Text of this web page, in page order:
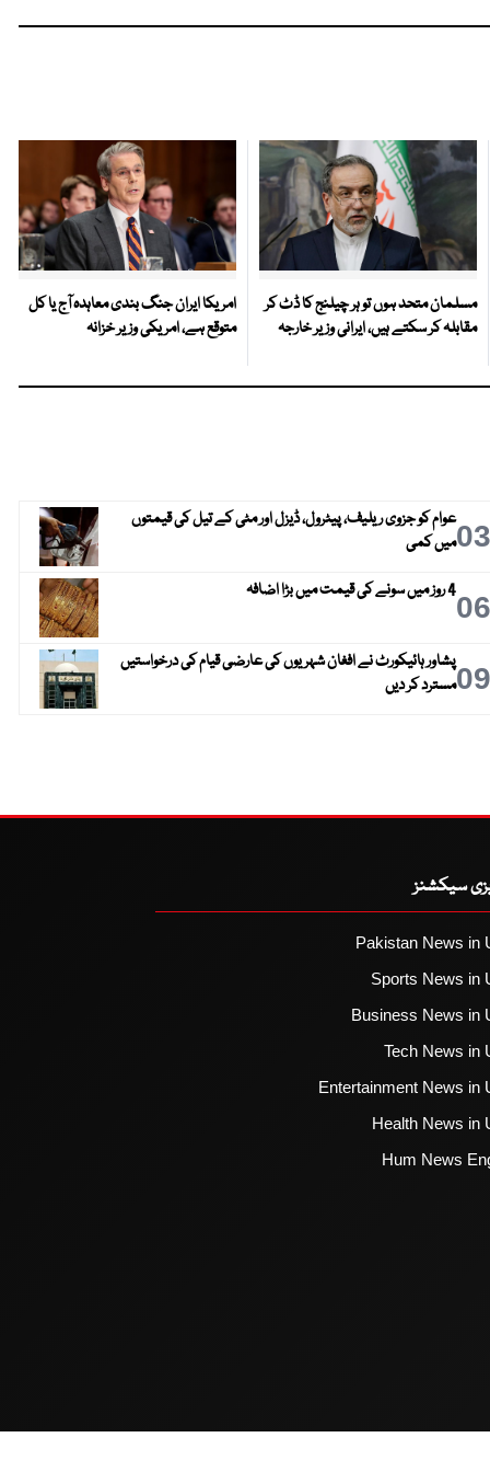
مسلمان متحد ہوں تو ہر چیلنج کا ڈٹ کر
مقابلہ کر سکتے ہیں، ایرانی وزیر خارجہ
امریکا ایران جنگ بندی معاہدہ آج یا کل
متوقع ہے، امریکی وزیر خزانہ
03عوام کو جزوی ریلیف، پیٹرول، ڈیزل اور مٹی کے تیل کی قیمتوں
میں کمی
064 روز میں سونے کی قیمت میں بڑا اضافہ
09پشاور ہائیکورٹ نے افغان شہریوں کی عارضی قیام کی درخواستیں
مسترد کر دیں
سیکشنز
Pakistan News in
Sports News in
Business News in
Tech News in
Entertainment News in
Health News in
Hum News